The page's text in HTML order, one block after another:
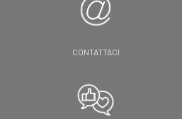
CONTATTACI